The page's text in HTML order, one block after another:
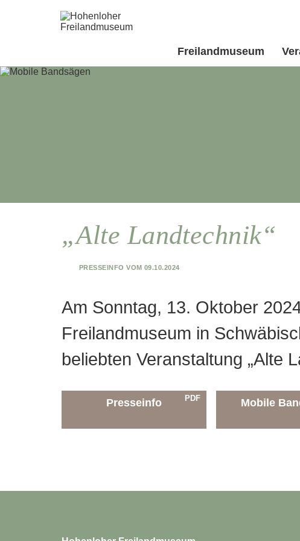
Freilandmuseum
„Alte Landtechnik“
Presseinfo vom 09.10.2024
Am Sonntag, 13. Oktober
Freilandmuseum in
beliebten Veranstaltung „Alte
Presseinfo PDF Mobile